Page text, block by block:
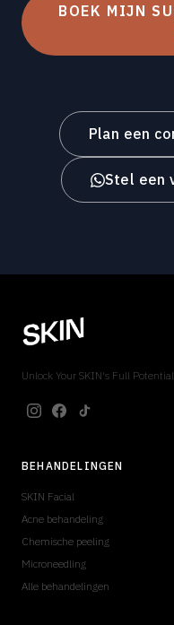
BOEK MIJN
Plan een
Stel een
Unlock Your SKIN's Full Potential
BEHANDELINGEN
SKIN Facial
Acne behandeling
Chemische peeling
Microneedling
Alle behandelingen